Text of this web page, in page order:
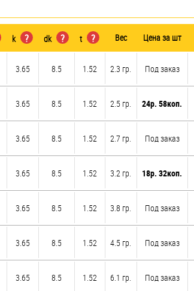
k ? dk ? t ? Вес Цена за шт
3.65 8.5 1.52 2.3 гр. Под заказ
3.65 8.5 1.52 2.5 гр. 24р. 58коп.
3.65 8.5 1.52 2.7 гр. Под заказ
3.65 8.5 1.52 3.2 гр. 18р. 32коп.
3.65 8.5 1.52 3.8 гр. Под заказ
3.65 8.5 1.52 4.5 гр. Под заказ
3.65 8.5 1.52 6.1 гр. Под заказ